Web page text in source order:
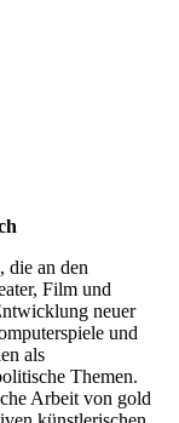
die an den
Film und
neuer
und
als
Themen.
Arbeit von gold